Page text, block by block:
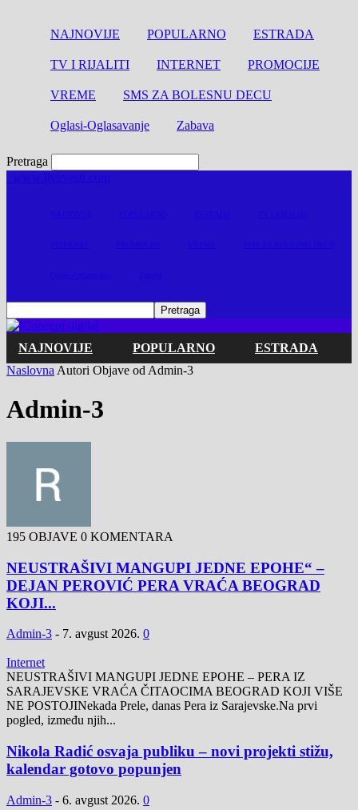
NAJNOVIJE POPULARNO ESTRADA
TV I RIJALITI INTERNET PROMOCIJE
VREME SMS ZA BOLESNU DECU
Oglasi-Oglasavanje Zabava
Pretraga
NAJNOVIJE POPULARNO
ESTRADA
Naslovna Autori Objave od Admin-3
Admin-3
195 OBJAVE 0 KOMENTARA
NEUSTRAŠIVI MANGUPI JEDNE EPOHE“ –
DEJAN PEROVIĆ PERA VRAĆA BEOGRAD
KOJI...
Admin-3 - 7. avgust 2026. 0
Internet
NEUSTRAŠIVI MANGUPI JEDNE EPOHE – PERA IZ
SARAJEVSKE VRAĆA ČITAOCIMA BEOGRAD KOJI VIŠE
NE POSTOJINekada Prele, danas Pera iz Sarajevske.Na prvi
pogled, između njih...
Nikola Radić osvaja publiku – novi projekti stižu,
kalendar gotovo popunjen
Admin-3 - 6. avgust 2026. 0